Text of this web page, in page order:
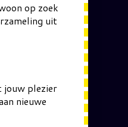
op zoek
uit
jouw plezier
nieuwe